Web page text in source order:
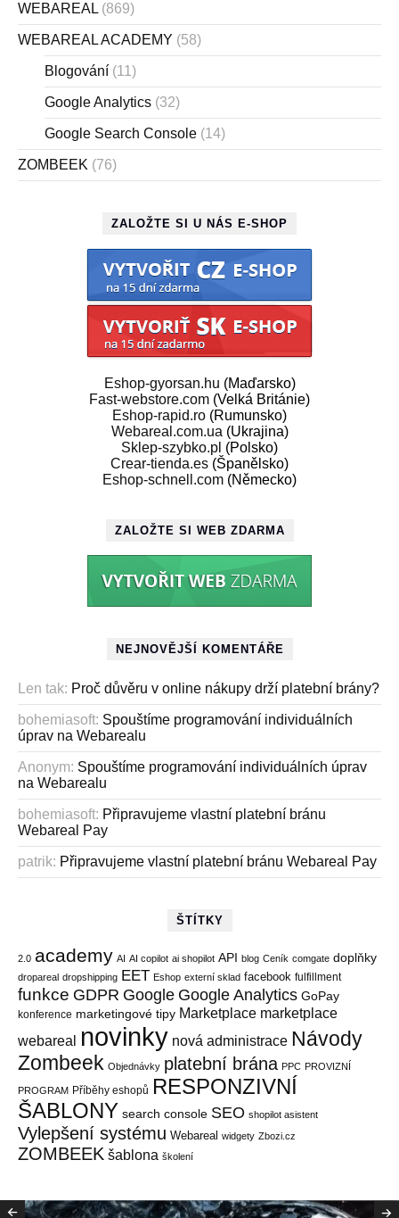
WEBAREAL (869)
WEBAREAL ACADEMY (58)
Blogování (11)
Google Analytics (32)
Google Search Console (14)
ZOMBEEK (76)
ZALOŽTE SI U NÁS E-SHOP
Eshop-gyorsan.hu (Maďarsko)
Fast-webstore.com (Velká Británie)
Eshop-rapid.ro (Rumunsko)
Webareal.com.ua (Ukrajina)
Sklep-szybko.pl (Polsko)
Crear-tienda.es (Španělsko)
Eshop-schnell.com (Německo)
ZALOŽTE SI WEB ZDARMA
NEJNOVĚJŠÍ KOMENTÁŘE
Len tak: Proč důvěru v online nákupy drží platební brány?
bohemiasoft: Spouštíme programování individuálních
úprav na Webarealu
Anonym: Spouštíme programování individuálních úprav
na Webarealu
bohemiasoft: Připravujeme vlastní platební bránu
Webareal Pay
patrik: Připravujeme vlastní platební bránu Webareal Pay
ŠTÍTKY
2.0 academy AI AI copilot ai shopilot API blog Ceník comgate doplňky
dropareal dropshipping EET Eshop externí sklad facebook fulfillment
funkce GDPR Google Google Analytics GoPay
konference marketingové tipy Marketplace marketplace
webareal
novinky nová administrace Návody
Zombeek Objednávky platební brána PPC PROVIZNÍ
PROGRAM Příběhy eshopů
RESPONZIVNÍ
ŠABLONY search console SEO shopilot asistent
Vylepšení systému Webareal widgety Zbozi.cz
ZOMBEEK šablona školení